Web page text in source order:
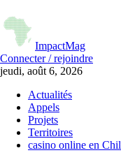
ImpactMag
Connecter / rejoindre
jeudi, août 6, 2026
Actualités
Appels
Projets
Territoires
casino online en